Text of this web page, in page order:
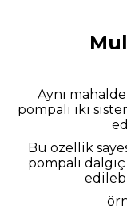
Aynı
pompalı iki
Bu özellik
pompalı